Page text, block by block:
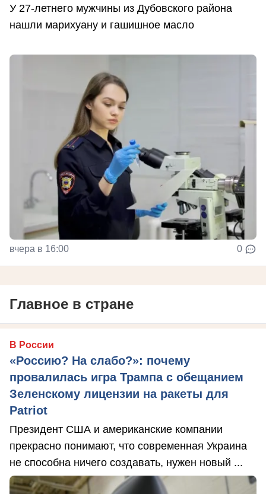
У 27-летнего мужчины из Дубовского района
нашли марихуану и гашишное масло
вчера в 16:00 0
Главное в стране
В России
«Россию? На слабо?»: почему
провалилась игра Трампа с обещанием
Зеленскому лицензии на ракеты для
Patriot
Президент США и американские компании
прекрасно понимают, что современная Украина
не способна ничего создавать, нужен новый ...